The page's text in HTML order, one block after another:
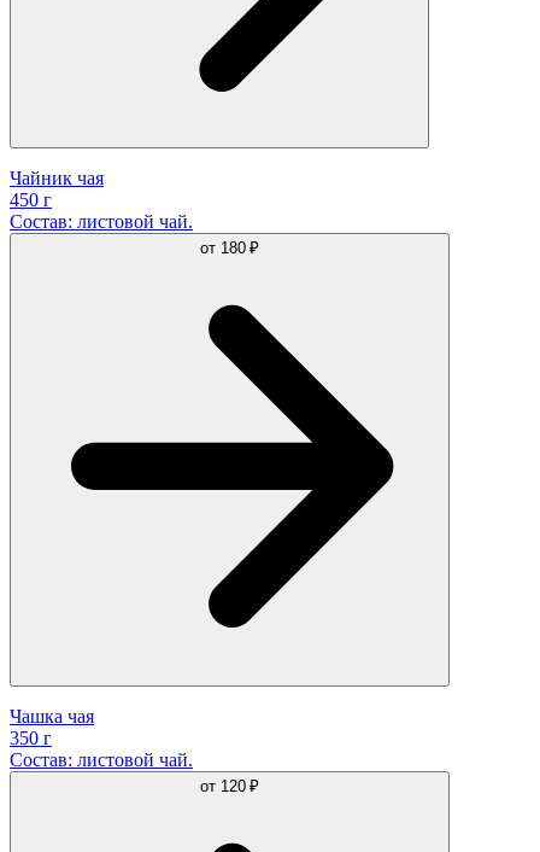
Чайник чая
450 г
Состав: листовой чай.
от 180 ₽
Чашка чая
350 г
Состав: листовой чай.
от 120 ₽